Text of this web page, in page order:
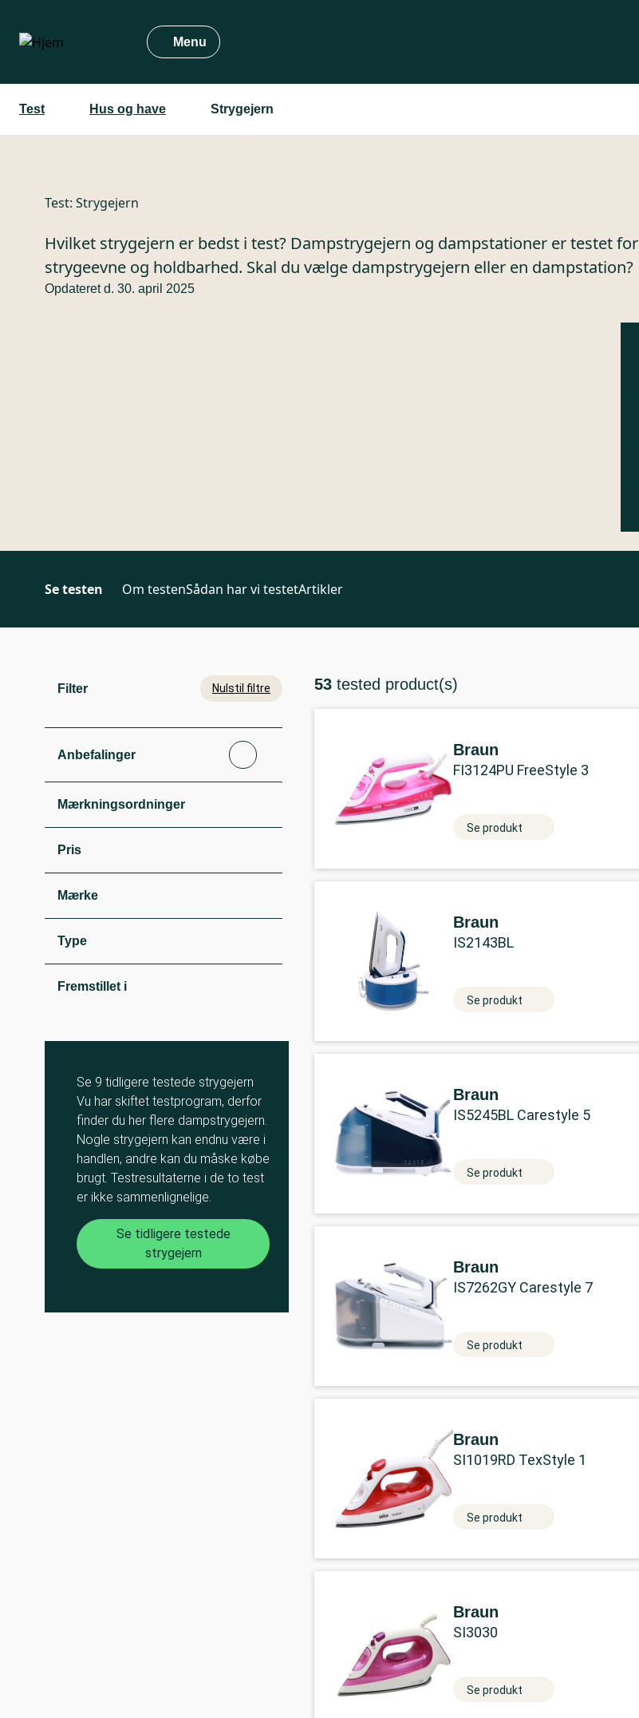
hovedindhold
Menu
Test Hus og have Strygejern
Test: Strygejern
Hvilket strygejern er bedst i test? Dampstrygejern og dampstationer er testet for
strygeevne og holdbarhed. Skal du vælge dampstrygejern eller en dampstation?
Opdateret d. 30. april 2025
Se testen Om testenSådan har vi testetArtikler
Filter Nulstil filtre
Anbefalinger
Mærkningsordninger
Pris
Mærke
Type
Fremstillet i
Se 9 tidligere testede strygejern
Vu har skiftet testprogram, derfor
finder du her flere dampstrygejern.
Nogle strygejern kan endnu være i
handlen, andre kan du måske købe
brugt. Testresultaterne i de to test
er ikke sammenlignelige.
Se tidligere testede
strygejern
53 tested product(s)
Braun
FI3124PU FreeStyle 3
Se produkt
Braun
IS2143BL
Se produkt
Braun
IS5245BL Carestyle 5
Se produkt
Braun
IS7262GY Carestyle 7
Se produkt
Braun
SI1019RD TexStyle 1
Se produkt
Braun
SI3030
Se produkt